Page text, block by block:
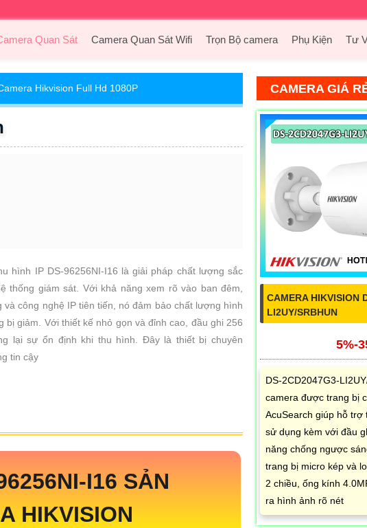
Quan Sát Camera Quan Sát Wifi Trọn Bộ camera Phụ Kiện Tư
Hikvision Full Hd 1080P
hình IP DS-96256NI-I16 là giải pháp chất lượng sắc
thống giám sát. Với khả năng xem rõ vào ban đêm,
và công nghệ IP tiên tiến, nó đảm bảo chất lượng hình
bị giảm. Với thiết kế nhỏ gọn và đỉnh cao, đầu ghi 256
lại sự ổn định khi thu hình. Đây là thiết bị chuyên
tin cậy
I16 SẢN
HIKVISION
CAMERA GIÁ
CAMERA HIKVISION
LI2UY/SRBHUN
5%-
DS-2CD2047G3-
camera được trang bị
AcuSearch giúp hỗ trợ
sử dụng kèm với đầu
năng chống ngược
trang bị micro kép và
2 chiều, ống kính
ra hình ảnh rõ nét